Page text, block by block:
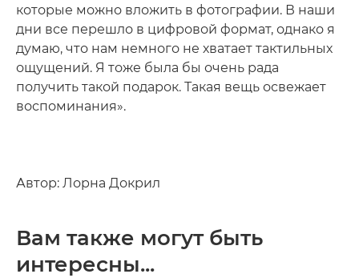
которые можно вложить в фотографии. В наши
дни все перешло в цифровой формат, однако я
думаю, что нам немного не хватает тактильных
ощущений. Я тоже была бы очень рада
получить такой подарок. Такая вещь освежает
воспоминания».
Автор: Лорна Докрил
Вам также могут быть
интересны...